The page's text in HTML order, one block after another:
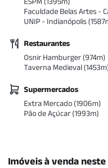
Faculdade Belas Artes -
UNIP - Indianópolis (1587
Restaurantes
Osnir Hamburger (974m)
Taverna Medieval (1453
Supermercados
Extra Mercado (1906m)
Pão de Açúcar (1993m)
Imóveis à venda